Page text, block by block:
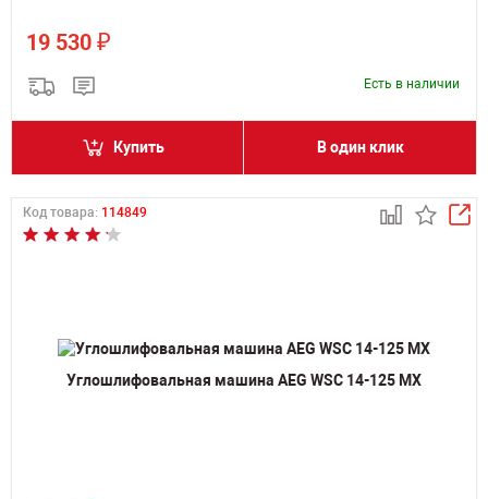
19 530 ₽
Есть в наличии
Купить В один клик
Код товара: 114849
Углошлифовальная машина AEG WSС 14-125 MX